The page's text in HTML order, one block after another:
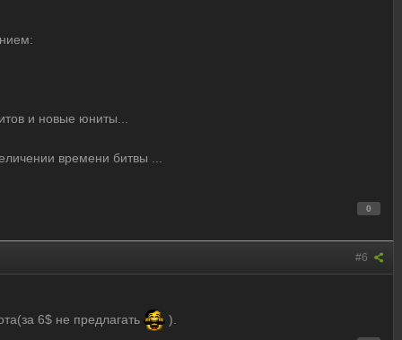
и новые юниты...
времени битвы ...
0
#6
6$ не предлагать ).